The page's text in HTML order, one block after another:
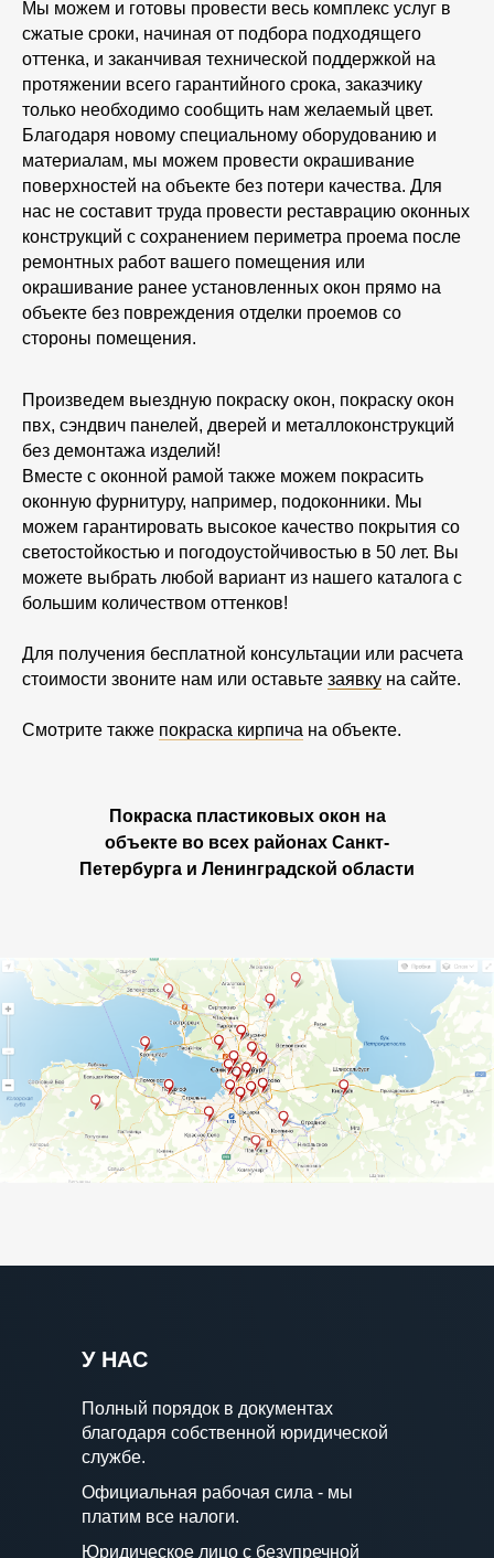
Мы можем и готовы провести весь комплекс услуг в
сжатые сроки, начиная от подбора подходящего
оттенка, и заканчивая технической поддержкой на
протяжении всего гарантийного срока, заказчику
только необходимо сообщить нам желаемый цвет.
Благодаря новому специальному оборудованию и
материалам, мы можем провести окрашивание
поверхностей на объекте без потери качества. Для
нас не составит труда провести реставрацию оконных
конструкций с сохранением периметра проема после
ремонтных работ вашего помещения или
окрашивание ранее установленных окон прямо на
объекте без повреждения отделки проемов со
стороны помещения.
Произведем выездную покраску окон, покраску окон
пвх, сэндвич панелей, дверей и металлоконструкций
без демонтажа изделий!
Вместе с оконной рамой также можем покрасить
оконную фурнитуру, например, подоконники. Мы
можем гарантировать высокое качество покрытия со
светостойкостью и погодоустойчивостью в 50 лет. Вы
можете выбрать любой вариант из нашего каталога с
большим количеством оттенков!
Для получения бесплатной консультации или расчета
стоимости звоните нам или оставьте заявку на сайте.
Смотрите также покраска кирпича на объекте.
Покраска пластиковых окон на
объекте во всех районах Санкт-
Петербурга и Ленинградской области
У НАС
Полный порядок в документах
благодаря собственной юридической
службе.
Официальная рабочая сила - мы
платим все налоги.
Юридическое лицо с безупречной